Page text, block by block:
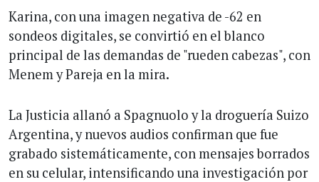
Karina, con una imagen negativa de -62 en
sondeos digitales, se convirtió en el blanco
principal de las demandas de "rueden cabezas", con
Menem y Pareja en la mira.
La Justicia allanó a Spagnuolo y la droguería Suizo
Argentina, y nuevos audios confirman que fue
grabado sistemáticamente, con mensajes borrados
en su celular, intensificando una investigación por